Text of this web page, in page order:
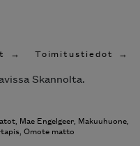
Toimitustiedot
Skannolta.
, Mae Engelgeer, Makuuhuone,
, Omote matto